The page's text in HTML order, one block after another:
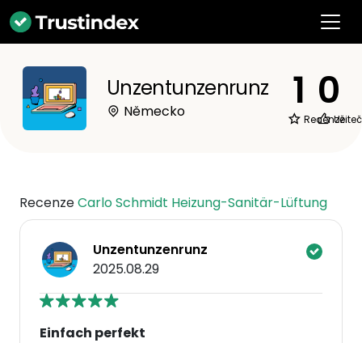
Unzentunzenrunz
Německo 1
Recenze
0
RecenzeCarlo Schmidt Heizung-Sanitär-Lüftung
Unzentunzenrunz
2025.08.29
Einfach perfekt